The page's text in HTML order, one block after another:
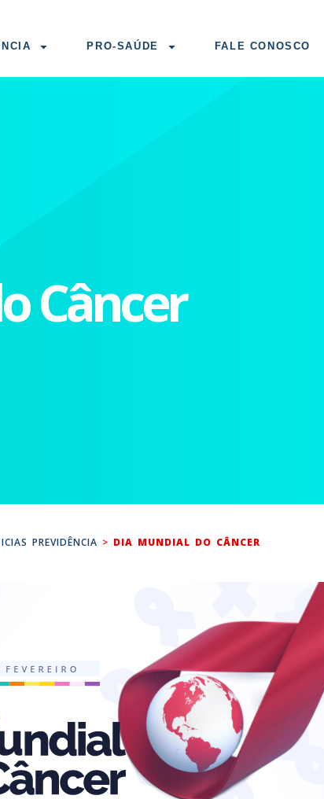
PRO-SAÚDE FALE CONOSCO
Câncer
PREVIDÊNCIA > DIA MUNDIAL DO CÂNCER